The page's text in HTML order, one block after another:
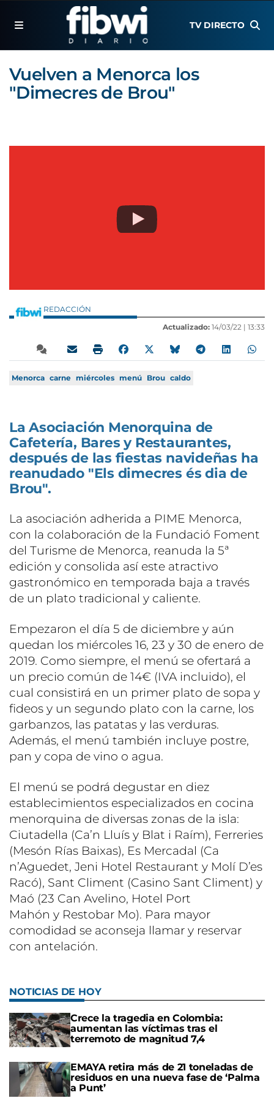
TV DIRECTO
Vuelven a Menorca los
"Dimecres de Brou"
REDACCIÓN
Actualizado: 14/03/22 | 13:33
Menorca carne miércoles menú Brou caldo
La Asociación Menorquina de
Cafetería, Bares y Restaurantes,
después de las fiestas navideñas ha
reanudado "Els dimecres és dia de
Brou".
La asociación adherida a PIME Menorca,
con la colaboración de la Fundació Foment
del Turisme de Menorca, reanuda la 5ª
edición y consolida así este atractivo
gastronómico en temporada baja a través
de un plato tradicional y caliente.
Empezaron el día 5 de diciembre y aún
quedan los miércoles 16, 23 y 30 de enero de
2019. Como siempre, el menú se ofertará a
un precio común de 14€ (IVA incluido), el
cual consistirá en un primer plato de sopa y
fideos y un segundo plato con la carne, los
garbanzos, las patatas y las verduras.
Además, el menú también incluye postre,
pan y copa de vino o agua.
El menú se podrá degustar en diez
establecimientos especializados en cocina
menorquina de diversas zonas de la isla:
Ciutadella (Ca’n Lluís y Blat i Raím), Ferreries
(Mesón Rías Baixas), Es Mercadal (Ca
n’Aguedet, Jeni Hotel Restaurant y Molí D’es
Racó), Sant Climent (Casino Sant Climent) y
Maó (23 Can Avelino, Hotel Port
Mahón y Restobar Mo). Para mayor
comodidad se aconseja llamar y reservar
con antelación.
NOTICIAS DE HOY
Crece la tragedia en Colombia:
aumentan las víctimas tras el
terremoto de magnitud 7,4
EMAYA retira más de 21 toneladas de
residuos en una nueva fase de ‘Palma
a Punt’